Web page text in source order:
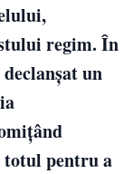
regim. În
un
pentru a